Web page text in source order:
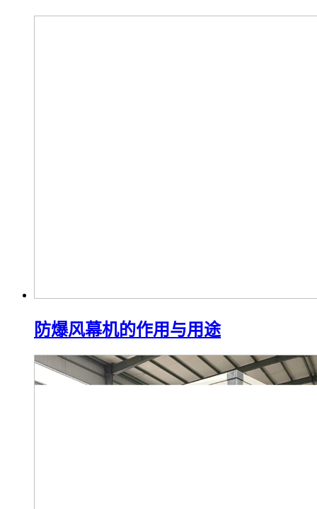
防爆风幕机的作用与用途